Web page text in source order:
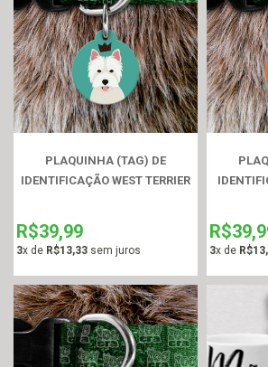
PLAQUINHA (TAG) DE
IDENTIFICAÇÃO WEST TERRIER
R$39,99
3x de R$13,33 sem juros 3x de